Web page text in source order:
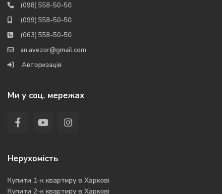
(098) 558-50-50
(099) 558-50-50
(063) 558-50-50
an.avezor@gmail.com
Авторизація
Ми у соц. мережах
Нерухомість
Купити 1-к квартиру в Харкові
Купити 2-к квартиру в Харкові